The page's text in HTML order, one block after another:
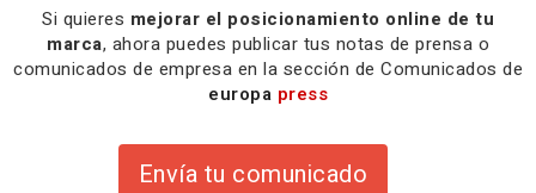
Si quieres mejorar el posicionamiento online de tu
marca, ahora puedes publicar tus notas de prensa o
comunicados de empresa en la sección de Comunicados de
europa press
Envía tu comunicado